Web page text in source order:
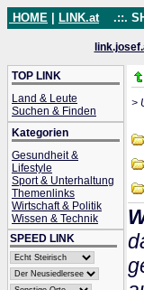
HOME LINK.at .::.
TOP LINK
Land & Leute
Suchen & Finden
Kategorien
Gesundheit &
Lifestyle
Sport & Unterhaltung
Themenlinks
Wirtschaft & Politik
Wissen & Technik
SPEED LINK
>